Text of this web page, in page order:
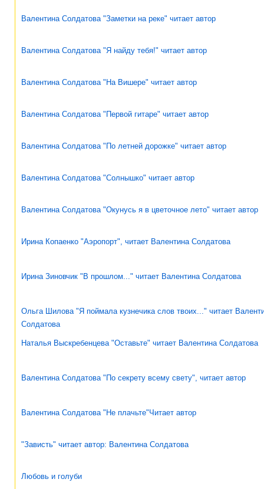
Валентина Солдатова "Заметки на реке" читает автор
Валентина Солдатова "Я найду тебя!" читает автор
Валентина Солдатова "На Вишере" читает автор
Валентина Солдатова "Первой гитаре" читает автор
Валентина Солдатова "По летней дорожке" читает автор
Валентина Солдатова "Солнышко" читает автор
Валентина Солдатова "Окунусь я в цветочное лето" читает автор
Ирина Копаенко "Аэропорт", читает Валентина Солдатова
Ирина Зиновчик "В прошлом..." читает Валентина Солдатова
Ольга Шилова "Я поймала кузнечика слов твоих..." читает
Солдатова
Наталья Выскребенцева "Оставьте" читает Валентина Солдатова
Валентина Солдатова "По секрету всему свету", читает автор
Валентина Солдатова "Не плачьте"Читает автор
"Зависть" читает автор: Валентина Солдатова
Любовь и голуби